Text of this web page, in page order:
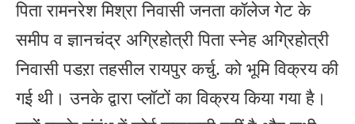
पिता रामनरेश मिश्रा निवासी जनता कॉलेज गेट के
समीप व ज्ञानचंद्र अग्रिहोत्री पिता स्नेह अग्रिहोत्री
निवासी पडऱा तहसील रायपुर कर्चु. को भूमि विक्रय की
गई थी। उनके द्वारा प्लॉटों का विक्रय किया गया है।